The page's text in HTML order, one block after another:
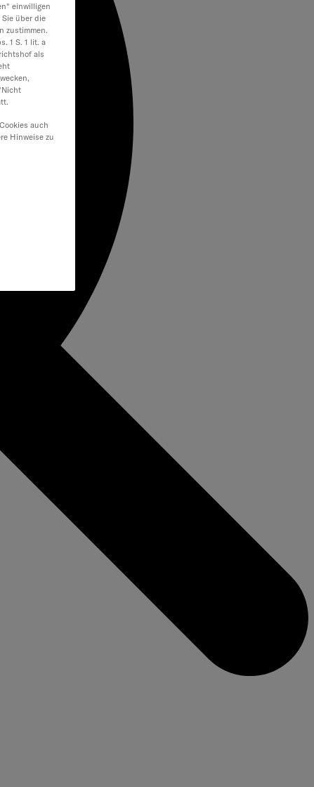
einwilligen
über die
zustimmen.
1 S. 1 lit. a
als
auch
Hinweise zu